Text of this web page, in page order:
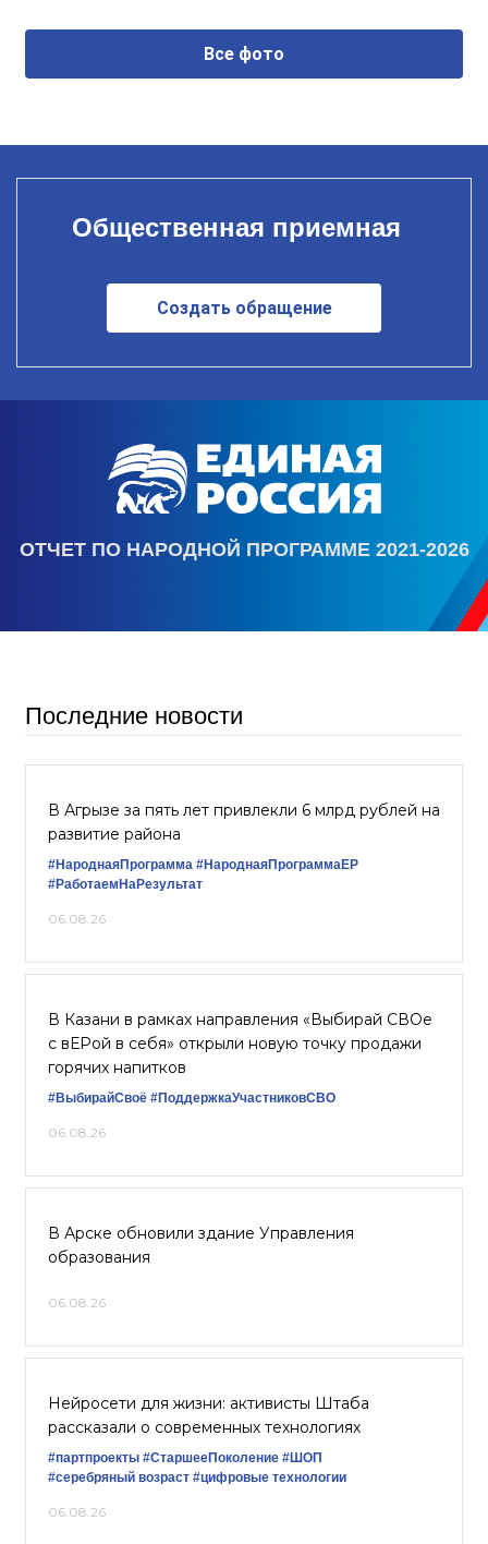
Все фото
Общественная приемная
Создать обращение
ОТЧЕТ ПО НАРОДНОЙ ПРОГРАММЕ 2021-2026
Последние новости
В Агрызе за пять лет привлекли 6 млрд рублей на
развитие района
#НароднаяПрограмма #НароднаяПрограммаЕР
#РаботаемНаРезультат
06.08.26
В Казани в рамках направления «Выбирай СВОе
с вЕРой в себя» открыли новую точку продажи
горячих напитков
#ВыбирайСвоё #ПоддержкаУчастниковСВО
06.08.26
В Арске обновили здание Управления
образования
06.08.26
Нейросети для жизни: активисты Штаба
рассказали о современных технологиях
#партпроекты #СтаршееПоколение #ШОП
#серебряный возраст #цифровые технологии
06.08.26